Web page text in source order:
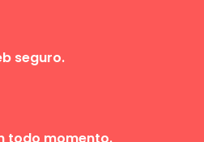
seguro.
todo momento.